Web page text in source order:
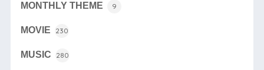
MONTHLY THEME 9
MOVIE 230
MUSIC 280